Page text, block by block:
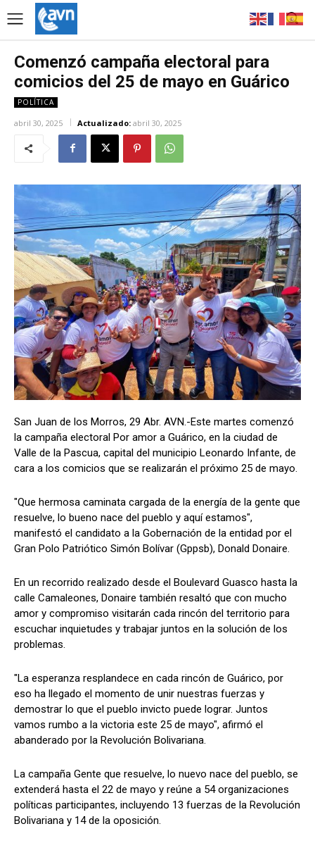
Comenzó campaña electoral para
comicios del 25 de mayo en Guárico
POLÍTICA
abril 30, 2025 Actualizado: abril 30, 2025
San Juan de los Morros, 29 Abr. AVN.-Este martes comenzó
la campaña electoral Por amor a Guárico, en la ciudad de
Valle de la Pascua, capital del municipio Leonardo Infante, de
cara a los comicios que se realizarán el próximo 25 de mayo.
"Que hermosa caminata cargada de la energía de la gente que
resuelve, lo bueno nace del pueblo y aquí estamos",
manifestó el candidato a la Gobernación de la entidad por el
Gran Polo Patriótico Simón Bolívar (Gppsb), Donald Donaire.
En un recorrido realizado desde el Boulevard Guasco hasta la
calle Camaleones, Donaire también resaltó que con mucho
amor y compromiso visitarán cada rincón del territorio para
escuchar inquietudes y trabajar juntos en la solución de los
problemas.
"La esperanza resplandece en cada rincón de Guárico, por
eso ha llegado el momento de unir nuestras fuerzas y
demostrar lo que el pueblo invicto puede lograr. Juntos
vamos rumbo a la victoria este 25 de mayo", afirmó el
abanderado por la Revolución Bolivariana.
La campaña Gente que resuelve, lo nuevo nace del pueblo, se
extenderá hasta el 22 de mayo y reúne a 54 organizaciones
políticas participantes, incluyendo 13 fuerzas de la Revolución
Bolivariana y 14 de la oposición.